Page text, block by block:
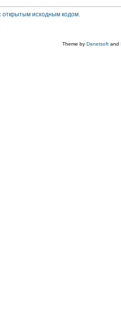
Theme by Danetsoft and